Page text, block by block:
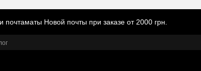
почтаматы Новой почты при заказе от 2000 грн.